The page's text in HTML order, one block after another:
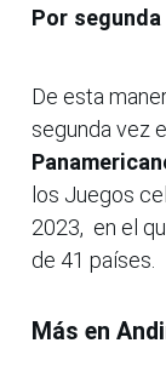
Por
De esta
segunda vez
los Juegos
2023, en el
de 41 países.
Más en